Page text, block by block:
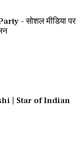
– सोशल मीडिया पर
| Star of Indian